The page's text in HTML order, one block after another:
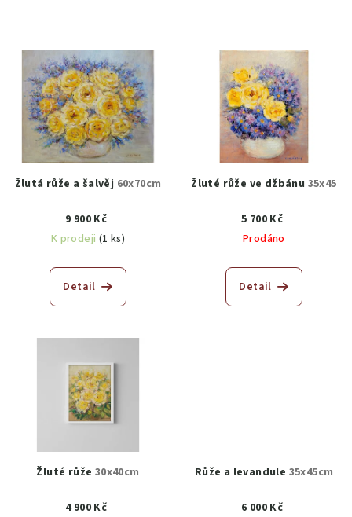
Žlutá růže a šalvěj 60x70cm
9 900 Kč
K prodeji (1 ks)
Detail
Žluté růže ve džbánu 35x45
5 700 Kč
Prodáno
Detail
Žluté růže 30x40cm
4 900 Kč
Růže a levandule 35x45cm
6 000 Kč